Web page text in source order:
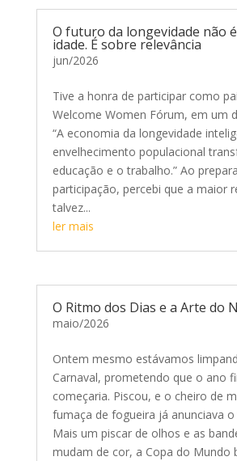
O futuro da longevidade não
idade. É sobre relevância
jun/2026
Tive a honra de participar como
Welcome Women Fórum, em um
“A economia da longevidade
envelhecimento populacional
educação e o trabalho.” Ao
participação, percebi que a maior
talvez...
ler mais
O Ritmo dos Dias e a Arte do
maio/2026
Ontem mesmo estávamos
Carnaval, prometendo que o ano
começaria. Piscou, e o cheiro de
fumaça de fogueira já anunciava o
Mais um piscar de olhos e as
mudam de cor, a Copa do Mundo